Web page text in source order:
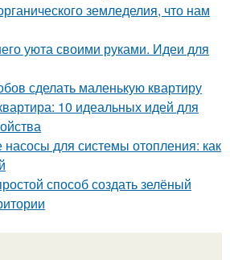
земледелия, что нам
уюта своими руками. Идеи для
сделать маленькую квартиру
10 идеальных идей для
для системы отопления: как
способ создать зелёный